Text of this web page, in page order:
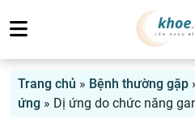
Trang chủ » Bệnh thường gặp
ứng » Dị ứng do chức năng